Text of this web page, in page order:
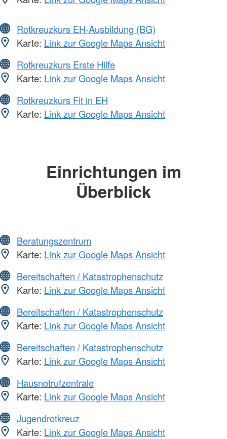
Rotkreuzkurs EH-Ausbildung (BG)
Karte: Link zur Google Maps Ansicht
Rotkreuzkurs Erste Hilfe
Karte: Link zur Google Maps Ansicht
Rotkreuzkurs Fit in EH
Karte: Link zur Google Maps Ansicht
Einrichtungen im
Überblick
Beratungszentrum
Karte: Link zur Google Maps Ansicht
Bereitschaften / Katastrophenschutz
Karte: Link zur Google Maps Ansicht
Bereitschaften / Katastrophenschutz
Karte: Link zur Google Maps Ansicht
Bereitschaften / Katastrophenschutz
Karte: Link zur Google Maps Ansicht
Hausnotrufzentrale
Karte: Link zur Google Maps Ansicht
Jugendrotkreuz
Karte: Link zur Google Maps Ansicht